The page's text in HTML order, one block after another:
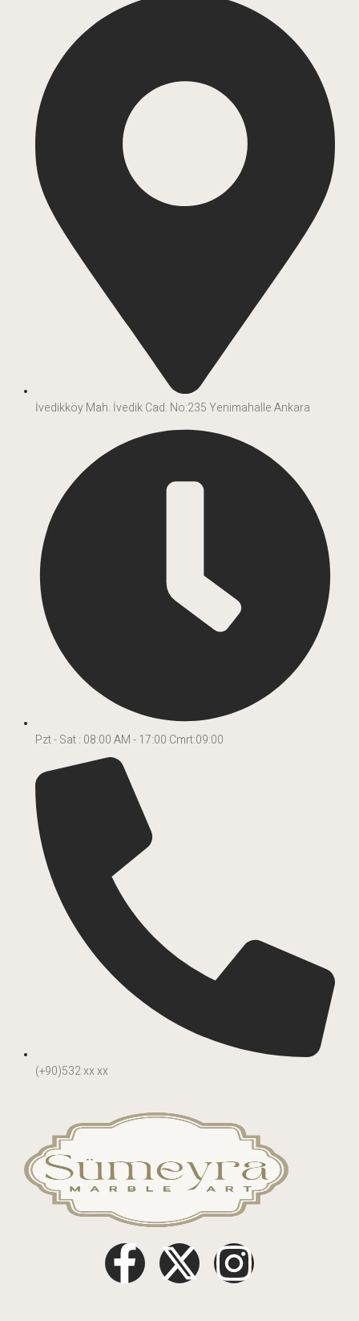
İvedikköy Mah. İvedik Cad. No:235 Yenimahalle Ankara
Pzt - Sat : 08:00 AM - 17:00 Cmrt:09:00
(+90)532 xx xx